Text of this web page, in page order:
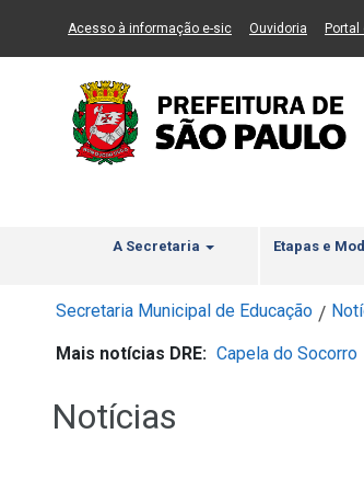
Ir ao Conteúdo Ir para menu principal 2
Acesso à informação e-sic(Link para um novo
Ouvidoria (Link
A Secretaria Etapas e
Secretaria Municipal de Educação /
Mais notícias DRE: Capela do Socorro
Notícias